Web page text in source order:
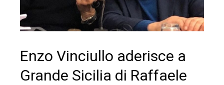
Enzo Vinciullo aderisce a
Grande Sicilia di Raffaele